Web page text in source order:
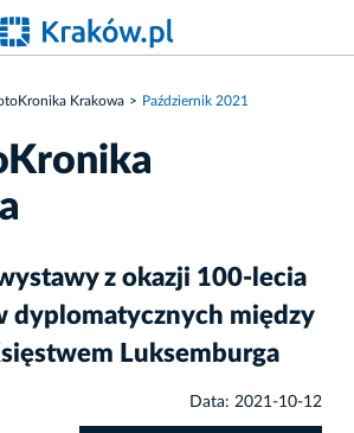
Krakowa Październik 2021
z okazji 100-lecia
dyplomatycznych między
Luksemburga
Data: 2021-10-12